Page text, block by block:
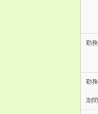
勤
勤
期間